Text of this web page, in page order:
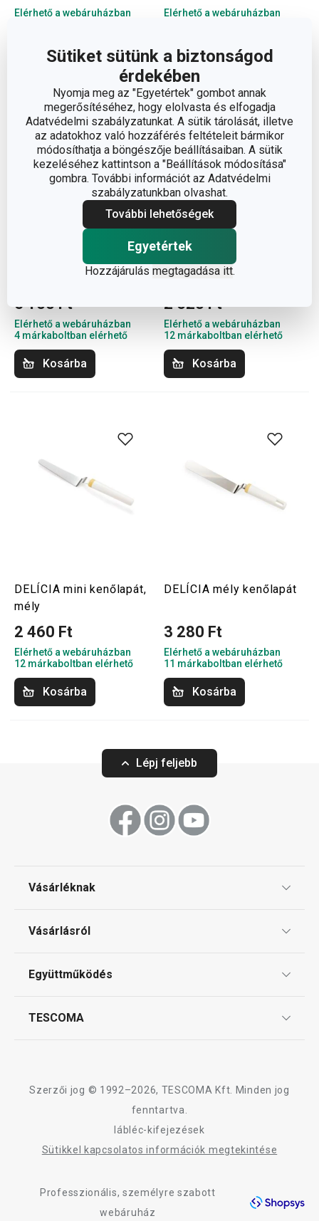
Sütiket sütünk a biztonságod
érdekében
Nyomja meg az "Egyetértek" gombot annak
megerősítéséhez, hogy elolvasta és elfogadja
Adatvédelmi szabályzatunkat. A sütik tárolását, illetve
az adatokhoz való hozzáférés feltételeit bármikor
módosíthatja a böngészője beállításaiban. A sütik
kezeléséhez kattintson a "Beállítások módosítása"
gombra. További információt az Adatvédelmi
szabályzatunkban olvashat.
További lehetőségek
Egyetértek
Hozzájárulás megtagadása itt.
Elérhető a webáruházban
Kosárba
Elérhető a webáruházban
Kosárba
PRESIDENT kenőlapát
5 100 Ft
Elérhető a webáruházban
4 márkaboltban elérhető
Kosárba
DELÍCIA mini kenőlapát
2 620 Ft
Elérhető a webáruházban
12 márkaboltban elérhető
Kosárba
DELÍCIA mini kenőlapát,
mély
2 460 Ft
Elérhető a webáruházban
12 márkaboltban elérhető
Kosárba
DELÍCIA mély kenőlapát
3 280 Ft
Elérhető a webáruházban
11 márkaboltban elérhető
Kosárba
Lépj feljebb
Vásárléknak
Gyakori kérdések
Vásárlásról
Reklamáció és termékvisszaküldés
Együttműködés
TESCOMA
Adatkezelési Tájékoztató
Szerzői jog © 1992–2026, TESCOMA Kft. Minden jog
fenntartva.
lábléc-kifejezések
Sütikkel kapcsolatos információk megtekintése
Professzionális, személyre szabott
webáruház